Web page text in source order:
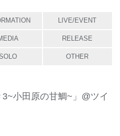
LIVE/EVENT
RELEASE
OTHER
3~小田原の甘鯛~」@ツイ